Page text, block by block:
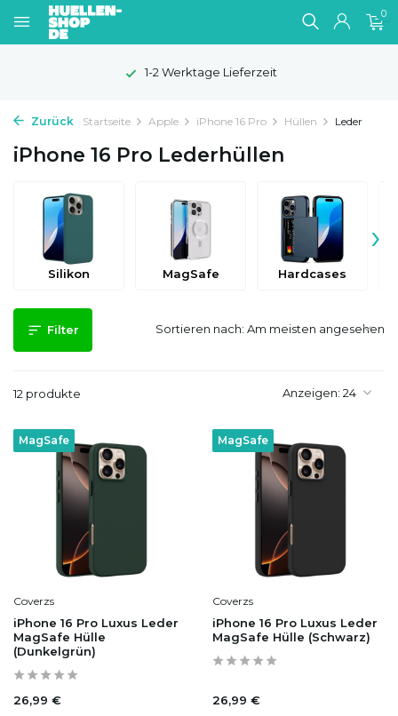
0
1-2 Werktage Lieferzeit
Zurück Startseite Apple iPhone 16 Pro Hüllen Leder
iPhone 16 Pro Lederhüllen
Silikon MagSafe Hardcases
›
Filter
12 produkte Anzeigen:
Sortieren nach:
MagSafe
Coverzs
iPhone 16 Pro Luxus Leder
MagSafe Hülle
(Dunkelgrün)
26,99 €
MagSafe
Coverzs
iPhone 16 Pro Luxus Leder
MagSafe Hülle (Schwarz)
26,99 €